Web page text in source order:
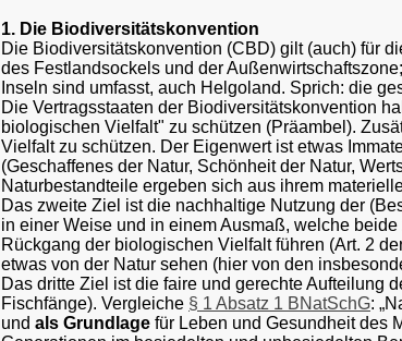
1. Die Biodiversitätskonvention
Die Biodiversitätskonvention (CBD) gilt (auch) für
des Festlandsockels und der
Inseln sind umfasst, auch Helgoland. Sprich: die
Die Vertragsstaaten der Biodiversitätskonvention
biologischen Vielfalt" zu schützen (Präambel).
Vielfalt zu schützen. Der Eigenwert ist etwas
(Geschaffenes der Natur, Schönheit der Natur,
Naturbestandteile ergeben sich aus ihrem
Das zweite Ziel ist die nachhaltige Nutzung der
in einer Weise und in einem Ausmaß, welche
Rückgang der biologischen Vielfalt führen (Art. 2
etwas von der Natur sehen (hier von den
Das dritte Ziel ist die faire und gerechte Aufteilung
Fischfänge). Vergleiche § 1 Absatz 1 BNatSchG:
und als Grundlage für Leben und Gesundheit des